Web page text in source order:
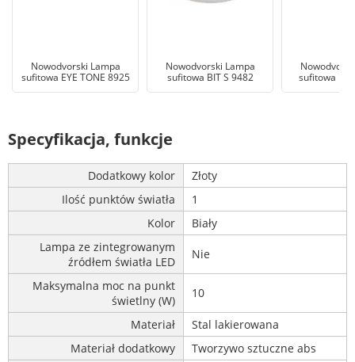
Nowodvorski Lampa
sufitowa EYE TONE 8925
Nowodvorski Lampa
sufitowa BIT S 9482
sufitowa
Specyfikacja, funkcje
Dodatkowy kolor
Złoty
Ilość punktów światła
1
Kolor
Biały
Lampa ze zintegrowanym
źródłem światła LED
Nie
Maksymalna moc na punkt
świetlny (W)
10
Materiał
Stal lakierowana
Materiał dodatkowy
Tworzywo sztuczne abs